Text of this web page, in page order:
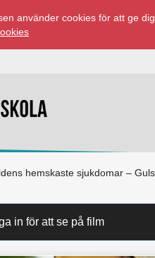
använder cookies för att ge
hemskaste sjukdomar –
in för att se på film